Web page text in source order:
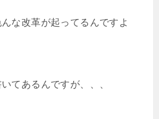
な改革が起ってるんですよ
てあるんですが、、、